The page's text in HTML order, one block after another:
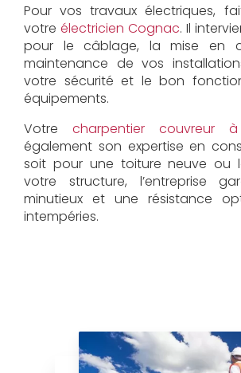
Pour vos travaux électriques,
votre électricien Cognac. Il
pour le câblage, la mise en
maintenance de vos
votre sécurité et le bon
équipements.
Votre charpentier couvreur
également son expertise en
soit pour une toiture neuve ou
votre structure, l’entreprise
minutieux et une résistance
intempéries.